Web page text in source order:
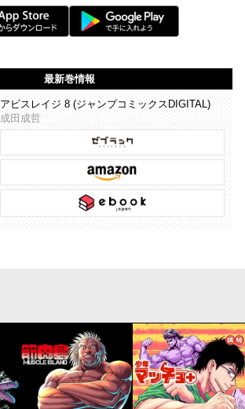
最新巻情報
アビスレイジ 8 (ジャンプコミックスDIGITAL)
成田成哲